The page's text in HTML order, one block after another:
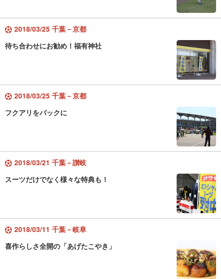
2018/03/25 千葉－京都
待ち合わせにお勧め！福有神社
2018/03/25 千葉－京都
フクアリをバックに
2018/03/21 千葉－讃岐
スーツだけでなく様々な特典も！
2018/03/11 千葉－岐阜
喜作らしさ全開の「あげたこやき」